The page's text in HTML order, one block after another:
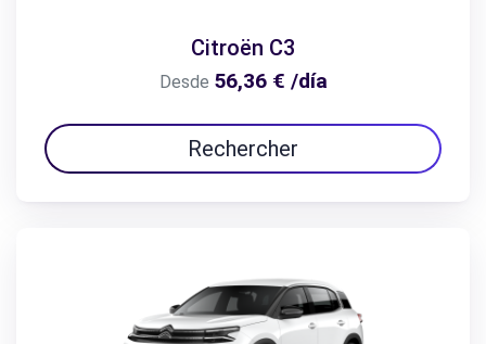
Citroën C3
Desde 56,36 € /día
Rechercher